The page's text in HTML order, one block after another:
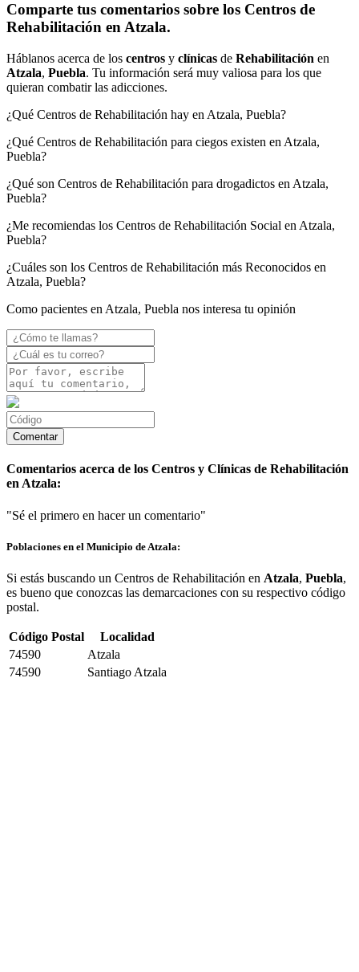
Comparte tus comentarios sobre los Centros de
Rehabilitación en Atzala.
Háblanos acerca de los centros y clínicas de Rehabilitación en
Atzala, Puebla. Tu información será muy valiosa para los que
quieran combatir las adicciones.
¿Qué Centros de Rehabilitación hay en Atzala, Puebla?
¿Qué Centros de Rehabilitación para ciegos existen en Atzala,
Puebla?
¿Qué son Centros de Rehabilitación para drogadictos en Atzala,
Puebla?
¿Me recomiendas los Centros de Rehabilitación Social en Atzala,
Puebla?
¿Cuáles son los Centros de Rehabilitación más Reconocidos en
Atzala, Puebla?
Como pacientes en Atzala, Puebla nos interesa tu opinión
Comentarios acerca de los Centros y Clínicas de Rehabilitación
en Atzala:
"Sé el primero en hacer un comentario"
Poblaciones en el Municipio de Atzala:
Si estás buscando un Centros de Rehabilitación en Atzala, Puebla,
es bueno que conozcas las demarcaciones con su respectivo código
postal.
Código Postal
Localidad
74590
Atzala
74590
Santiago Atzala